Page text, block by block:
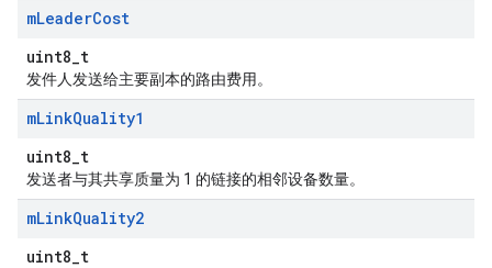
mLeaderCost
uint8_t
发件人发送给主要副本的路由费用。
mLinkQuality1
uint8_t
发送者与其共享质量为 1 的链接的相邻设备数量。
mLinkQuality2
uint8_t